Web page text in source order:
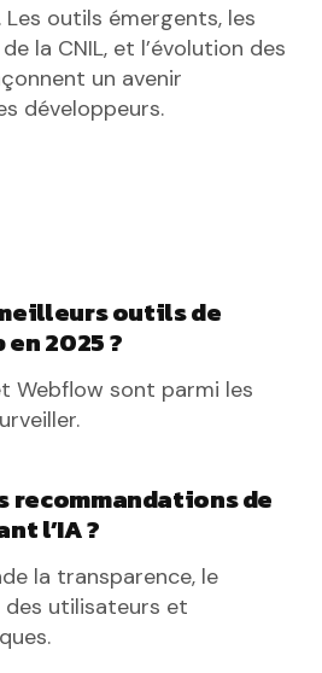
outils émergents, les
la CNIL, et l’évolution des
un avenir
développeurs.
outils de
2025 ?
Webflow sont parmi les
recommandations de
l’IA ?
la transparence, le
utilisateurs et